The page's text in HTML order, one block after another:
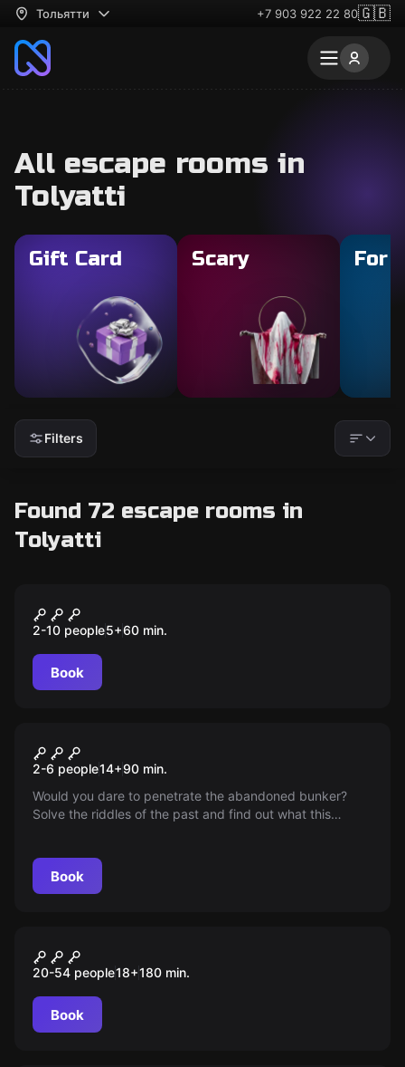
Тольятти +7 903 922 22 80🇬🇧
All escape rooms in
Tolyatti
Gift Card Scary For
Filters
Found 72 escape rooms in
Tolyatti
Черепашка-ниндзя
2-10 people5+60 min.
Book
Bunker
2-6 people14+90 min.
Would you dare to penetrate the abandoned bunker?
Solve the riddles of the past and find out what this
game.Book
Герои асфальта
20-54 people18+180 min.
Book